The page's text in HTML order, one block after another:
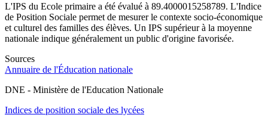
L'IPS du Ecole primaire a été évalué à 89.4000015258789. L'Indice
de Position Sociale permet de mesurer le contexte socio-économique
et culturel des familles des élèves. Un IPS supérieur à la moyenne
nationale indique généralement un public d'origine favorisée.
Sources
Annuaire de l'Éducation nationale
DNE - Ministère de l'Education Nationale
Indices de position sociale des lycées